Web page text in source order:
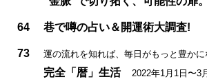
64 巷で噂の占い＆開運術大調査!
73 運の流れを知れば、毎日がもっと豊かに
完全「暦」生活 2022年1月1日〜3